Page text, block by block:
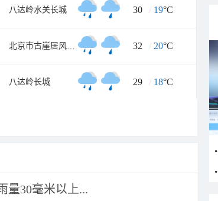
八达岭水关长城 30 / 19°C
北京市古崖居风景名胜区 32 / 20°C
八达岭长城 29 / 18°C
量30毫米以上...